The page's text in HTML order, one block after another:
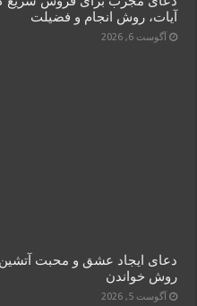
آیات، روش انجام و فضیلت
آگوست 6, 2026
دعای ایجاد عشق و محبت
روش خواندن
آگوست 5, 2026